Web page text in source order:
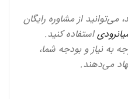
از مشاوره رایگان
استفاده کنید.
به نیاز و بودجه شما،
می‌دهند.